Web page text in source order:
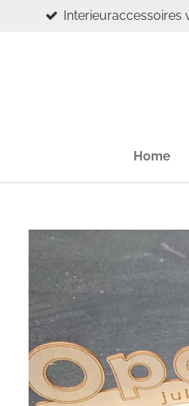
Interieuraccessoires
Home